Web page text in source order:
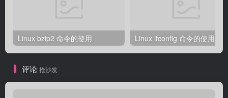
Linux bzip2 命令的使用 Linux ifconfig 命令的使用
评论 抢沙发